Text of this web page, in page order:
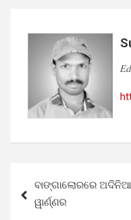
navigation
ବାଙ୍ଗାଲୋରରେ
ୱାର୍ଣ୍ଣର